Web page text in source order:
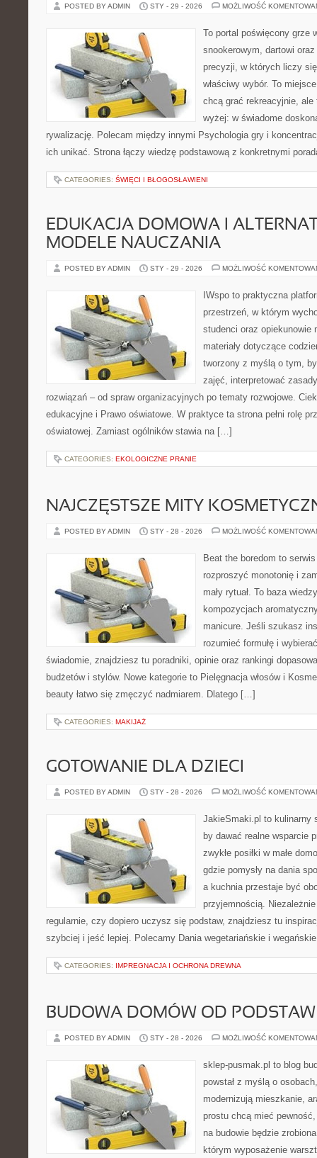
POSTED BY ADMIN STY - 29 - 2026 MOŻLIWOŚĆ
To portal poświęcony grze
snookerowym, dartowi
precyzji, w których liczy
właściwy wybór. To
chcą grać rekreacyjnie,
wyżej: w świadome
rywalizację. Polecam między innymi Psychologia gry i
ich unikać. Strona łączy wiedzę podstawową z konkretnymi
CATEGORIES: ŚWIĘCI I BŁOGOSŁAWIENI
EDUKACJA DOMOWA I
MODELE NAUCZANIA
POSTED BY ADMIN STY - 29 - 2026 MOŻLIWOŚĆ
IWspo to praktyczna
przestrzeń, w którym
studenci oraz opiekunowie
materiały dotyczące
tworzony z myślą o tym,
zajęć, interpretować
rozwiązań – od spraw organizacyjnych po tematy rozwojowe.
edukacyjne i Prawo oświatowe. W praktyce ta strona pełni rolę
oświatowej. Zamiast ogólników stawia na […]
CATEGORIES: EKOLOGICZNE PRANIE
NAJCZĘSTSZE MITY
POSTED BY ADMIN STY - 28 - 2026 MOŻLIWOŚĆ
Beat the boredom to
rozproszyć monotonię i
mały rytuał. To baza
kompozycjach
manicure. Jeśli szukasz
rozumieć formułę i
świadomie, znajdziesz tu poradniki, opinie oraz rankingi
budżetów i stylów. Nowe kategorie to Pielęgnacja włosów i
beauty łatwo się zmęczyć nadmiarem. Dlatego […]
CATEGORIES: MAKIJAŻ
GOTOWANIE DLA DZIECI
POSTED BY ADMIN STY - 28 - 2026 MOŻLIWOŚĆ
JakieSmaki.pl to kulinarny
by dawać realne wsparcie
zwykłe posiłki w małe
gdzie pomysły na dania
a kuchnia przestaje być
przyjemnością.
regularnie, czy dopiero uczysz się podstaw, znajdziesz tu
szybciej i jeść lepiej. Polecamy Dania wegetariańskie i
CATEGORIES: IMPREGNACJA I OCHRONA DREWNA
BUDOWA DOMÓW OD PODSTAW
POSTED BY ADMIN STY - 28 - 2026 MOŻLIWOŚĆ
sklep-pusmak.pl to blog
powstał z myślą o
modernizują mieszkanie,
prostu chcą mieć
na budowie będzie
którym wyposażenie